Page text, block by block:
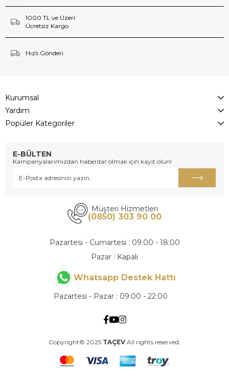
1000 TL ve Üzeri
Ücretsiz Kargo
Hızlı Gönderi
Kurumsal
Yardım
Popüler Kategoriler
E-BÜLTEN
Kampanyalarımızdan haberdar olmak için kayıt olun!
Müşteri Hizmetleri
(0850) 303 90 00
Pazartesi - Cumartesi : 09:00 - 18:00
Pazar : Kapalı
Whatsapp Destek Hattı
Pazartesi - Pazar : 09:00 - 22:00
Copyright© 2025 TAÇEV All rights reserved.